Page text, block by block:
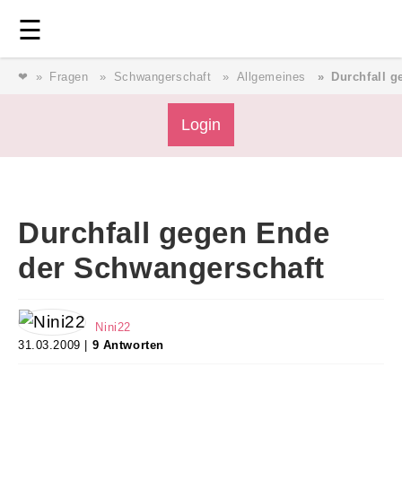
☰
❤ Fragen Schwangerschaft Allgemeines Durchfall
Login
Durchfall gegen Ende
der Schwangerschaft
Nini22
31.03.2009 | 9 Antworten
Forum
Service